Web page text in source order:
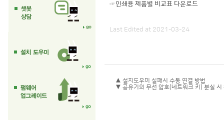
☞인쇄용 제품별 비교표 다운로드
Last Edited at 2021-03-24
▲ 설치도우미 실패시 수동 연결 방법
▼ 공유기의 무선 암호(네트워크 키) 분실 시